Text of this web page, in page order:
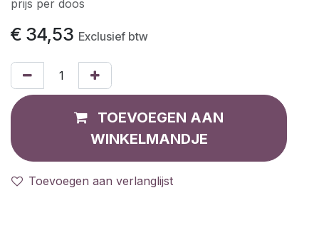
prijs per doos
€ 34,53 Exclusief btw
TOEVOEGEN AAN
WINKELMANDJE
Toevoegen aan verlanglijst